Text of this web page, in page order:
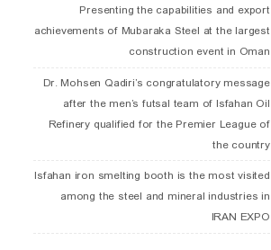
Presenting the capabilities and export
achievements of Mubaraka Steel at the largest
construction event in Oman
Dr. Mohsen Qadiri’s congratulatory message
after the men’s futsal team of Isfahan Oil
Refinery qualified for the Premier League of
the country
Isfahan iron smelting booth is the most visited
among the steel and mineral industries in
IRAN EXPO